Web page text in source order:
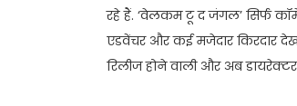
रहे हैं. ‘वेलकम टू द जंगल’ सिर्फ
एडवेंचर और कई मजेदार किरदार
रिलीज होने वाली और अब